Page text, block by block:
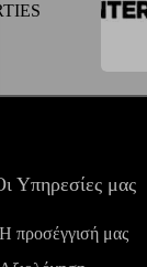
Υπηρεσίες μας
Η προσέγγισή μας